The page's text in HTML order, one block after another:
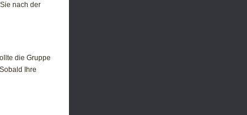
nach der
die Gruppe
Ihre